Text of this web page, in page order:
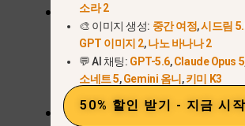
일부 Gemini API 무료 요금
은 제품 개선에 활용될 수 있
금제의 경우 Google의 요금
터 사용 약관이 다를 수 있습
생성된 이미지에는 Google
소라 2
🎨 이미지 생성: 중간 여정,시드림
GPT 이미지 2,나노 바나나 2
💬 AI 채팅: GPT-5.6,Claude Opus 5
소네트 5,Gemini 옴니,키미 K3
50% 할인 받기 - 지금 시